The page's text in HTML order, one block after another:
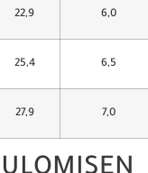
22,9 6,0
25,4 6,5
27,9 7,0